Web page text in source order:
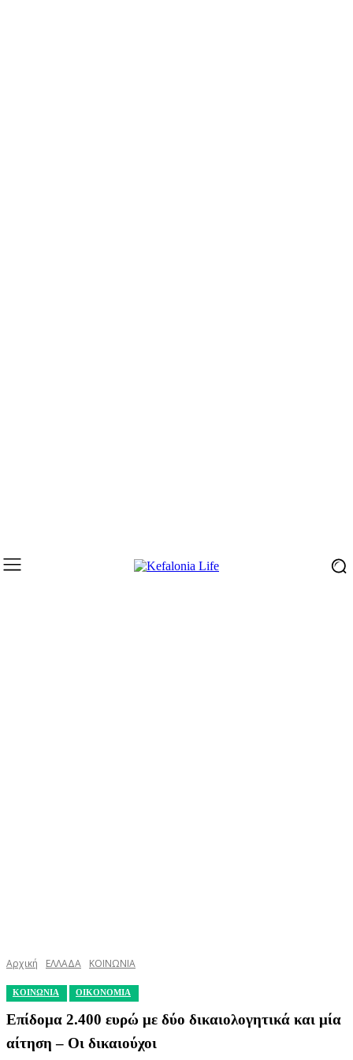
Αρχική ΕΛΛΑΔΑ ΚΟΙΝΩΝΙΑ
ΚΟΙΝΩΝΙΑ ΟΙΚΟΝΟΜΙΑ
Επίδομα 2.400 ευρώ με δύο δικαιολογητικά και μία
αίτηση – Οι δικαιούχοι